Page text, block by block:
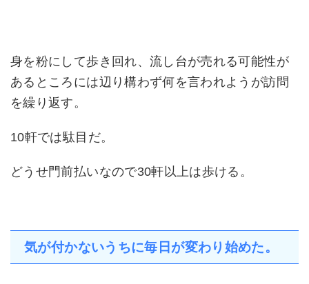
身を粉にして歩き回れ、流し台が売れる可能性が
あるところには辺り構わず何を言われようが訪問
を繰り返す。
10軒では駄目だ。
どうせ門前払いなので30軒以上は歩ける。
気が付かないうちに毎日が変わり始めた。